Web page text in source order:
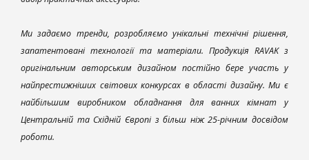
Ми задаємо тренди, розробляємо унікальні технічні рішення,
запатентовані технології та матеріали. Продукція RAVAK з
оригінальним авторським дизайном постійно бере участь у
найпрестижніших світових конкурсах в області дизайну. Ми є
найбільшим виробником обладнання для ванних кімнат у
Центральній та Східній Європі з більш ніж 25-річним досвідом
роботи.